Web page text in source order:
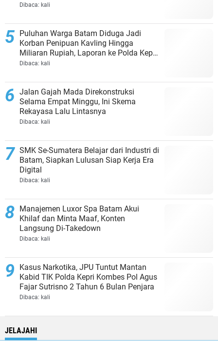
Dibaca: kali
Puluhan Warga Batam Diduga Jadi
Korban Penipuan Kavling Hingga
Miliaran Rupiah, Laporan ke Polda Kepri
Jalan di Tempat?
Dibaca: kali
Jalan Gajah Mada Direkonstruksi
Selama Empat Minggu, Ini Skema
Rekayasa Lalu Lintasnya
Dibaca: kali
SMK Se-Sumatera Belajar dari Industri di
Batam, Siapkan Lulusan Siap Kerja Era
Digital
Dibaca: kali
Manajemen Luxor Spa Batam Akui
Khilaf dan Minta Maaf, Konten
Langsung Di-Takedown
Dibaca: kali
Kasus Narkotika, JPU Tuntut Mantan
Kabid TIK Polda Kepri Kombes Pol Agus
Fajar Sutrisno 2 Tahun 6 Bulan Penjara
Dibaca: kali
JELAJAHI